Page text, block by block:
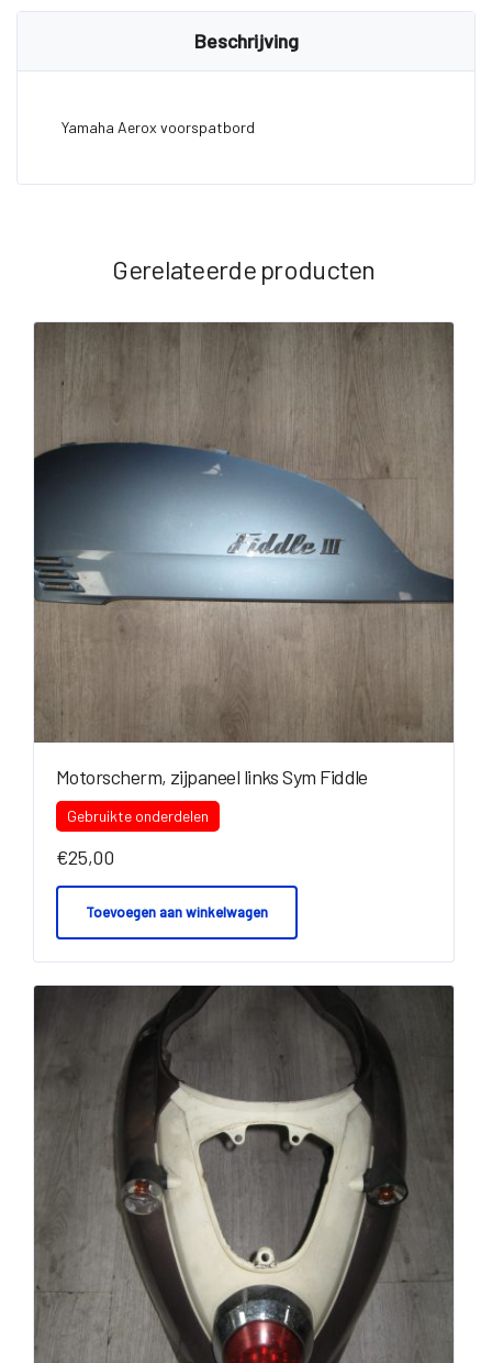
Beschrijving
Yamaha Aerox voorspatbord
Gerelateerde producten
Motorscherm, zijpaneel links Sym Fiddle
Gebruikte onderdelen
€25,00
Toevoegen aan winkelwagen